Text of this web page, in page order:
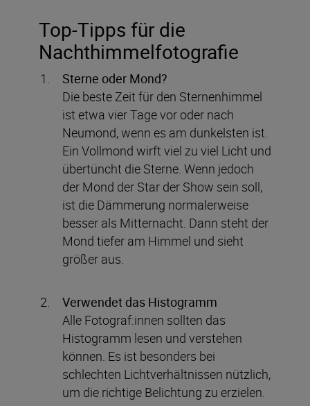
Top-Tipps für die
Nachthimmelfotografie
Sterne oder Mond?
Die beste Zeit für den Sternenhimmel
ist etwa vier Tage vor oder nach
Neumond, wenn es am dunkelsten ist.
Ein Vollmond wirft viel zu viel Licht und
übertüncht die Sterne. Wenn jedoch
der Mond der Star der Show sein soll,
ist die Dämmerung normalerweise
besser als Mitternacht. Dann steht der
Mond tiefer am Himmel und sieht
größer aus.
Verwendet das Histogramm
Alle Fotograf:innen sollten das
Histogramm lesen und verstehen
können. Es ist besonders bei
schlechten Lichtverhältnissen nützlich,
um die richtige Belichtung zu erzielen.